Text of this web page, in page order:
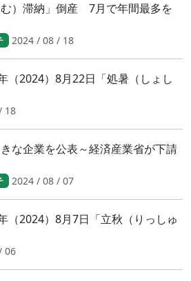
む）滞納」倒産 7月で年間最多を
2024 / 08 / 18
2024）8月22日「処暑（しょし
18
な企業を公表～経済産業省が下請
2024 / 08 / 07
2024）8月7日「立秋（りっしゅ
06